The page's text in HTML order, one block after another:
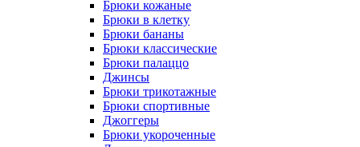
Брюки кожаные
Брюки в клетку
Брюки бананы
Брюки классические
Брюки палаццо
Джинсы
Брюки трикотажные
Брюки спортивные
Джоггеры
Брюки укороченные